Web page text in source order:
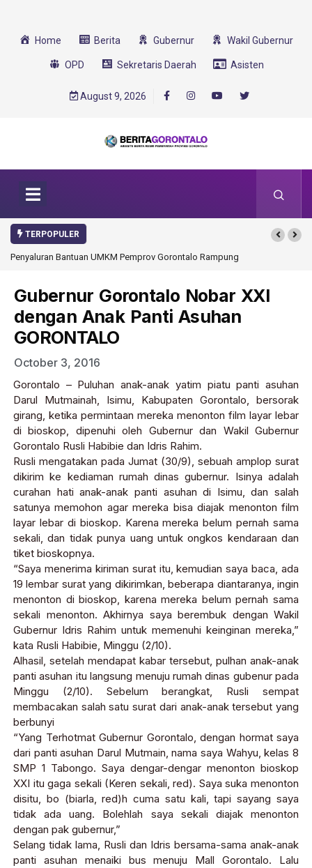
Home Berita Gubernur Wakil Gubernur
OPD Sekretaris Daerah Asisten
August 9, 2026
TERPOPULER
Penyaluran Bantuan UMKM Pemprov Gorontalo Rampung
Gubernur Gorontalo Nobar XXI
dengan Anak Panti Asuhan
GORONTALO
October 3, 2016
Gorontalo – Puluhan anak-anak yatim piatu panti asuhan
Darul Mutmainah, Isimu, Kabupaten Gorontalo, bersorak
girang, ketika permintaan mereka menonton film layar lebar
di bioskop, dipenuhi oleh Gubernur dan Wakil Gubernur
Gorontalo Rusli Habibie dan Idris Rahim.
Rusli mengatakan pada Jumat (30/9), sebuah amplop surat
dikirim ke kediaman rumah dinas gubernur. Isinya adalah
curahan hati anak-anak panti asuhan di Isimu, dan salah
satunya memohon agar mereka bisa diajak menonton film
layar lebar di bioskop. Karena mereka belum pernah sama
sekali, dan tidak punya uang untuk ongkos kendaraan dan
tiket bioskopnya.
“Saya menerima kiriman surat itu, kemudian saya baca, ada
19 lembar surat yang dikirimkan, beberapa diantaranya, ingin
menonton di bioskop, karena mereka belum pernah sama
sekali menonton. Akhirnya saya berembuk dengan Wakil
Gubernur Idris Rahim untuk memenuhi keinginan mereka,”
kata Rusli Habibie, Minggu (2/10).
Alhasil, setelah mendapat kabar tersebut, pulhan anak-anak
panti asuhan itu langsung menuju rumah dinas gubenur pada
Minggu (2/10). Sebelum berangkat, Rusli sempat
membacakan salah satu surat dari anak-anak tersebut yang
berbunyi
“Yang Terhotmat Gubernur Gorontalo, dengan hormat saya
dari panti asuhan Darul Mutmain, nama saya Wahyu, kelas 8
SMP 1 Tabongo. Saya dengar-dengar menonton bioskop
XXI itu gaga sekali (Keren sekali, red). Saya suka menonton
disitu, bo (biarla, red)h cuma satu kali, tapi sayang saya
tidak ada uang. Bolehlah saya sekali diajak menonton
dengan pak gubernur,”
Selang tidak lama, Rusli dan Idris bersama-sama anak-anak
panti asuhan menaiki bus menuju Mall Gorontalo. Lalu